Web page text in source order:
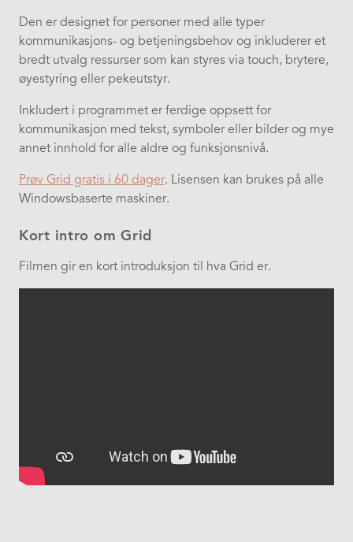
Den er designet for personer med alle typer
kommunikasjons- og betjeningsbehov og inkluderer et
bredt utvalg ressurser som kan styres via touch, brytere,
øyestyring eller pekeutstyr.
Inkludert i programmet er ferdige oppsett for
kommunikasjon med tekst, symboler eller bilder og mye
annet innhold for alle aldre og funksjonsnivå.
Prøv Grid gratis i 60 dager. Lisensen kan brukes på alle
Windowsbaserte maskiner.
Kort intro om Grid
Filmen gir en kort introduksjon til hva Grid er.